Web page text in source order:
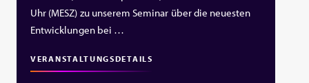
Uhr (MESZ) zu unserem Seminar über die neuesten
Entwicklungen bei …
VERANSTALTUNGSDETAILS